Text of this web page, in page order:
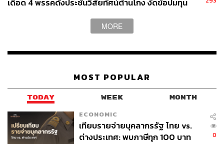
เดือด 4 พรรคดังประชันวิสัยทัศน์ต้านโกง งัดข้อปมทุน
MORE
MOST POPULAR
TODAY WEEK MONTH
ECONOMIC
เทียบรายจ่ายบุคลากรรัฐ ไทย vs.
ต่างประเทศ: พบภาษีทุก 100 บาท
0